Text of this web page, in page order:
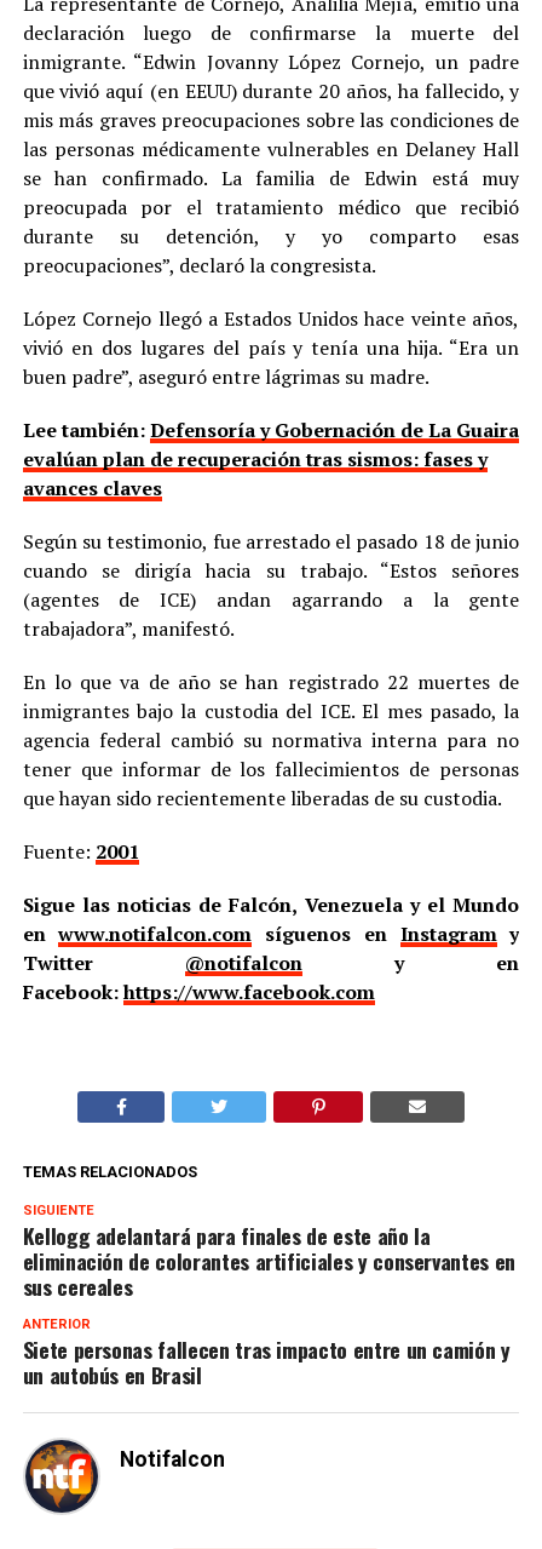
declaración luego de confirmarse la muerte del
inmigrante. “Edwin Jovanny López Cornejo, un padre
que vivió aquí (en EEUU) durante 20 años, ha fallecido, y
mis más graves preocupaciones sobre las condiciones de
las personas médicamente vulnerables en Delaney Hall
se han confirmado. La familia de Edwin está muy
preocupada por el tratamiento médico que recibió
durante su detención, y yo comparto esas
preocupaciones”, declaró la congresista.
López Cornejo llegó a Estados Unidos hace veinte años,
vivió en dos lugares del país y tenía una hija. “Era un
buen padre”, aseguró entre lágrimas su madre.
Lee también:Defensoría y Gobernación de La Guaira
evalúan plan de recuperación tras sismos: fases y
avances claves
Según su testimonio, fue arrestado el pasado 18 de junio
cuando se dirigía hacia su trabajo. “Estos señores
(agentes de ICE) andan agarrando a la gente
trabajadora”, manifestó.
En lo que va de año se han registrado 22 muertes de
inmigrantes bajo la custodia del ICE. El mes pasado, la
agencia federal cambió su normativa interna para no
tener que informar de los fallecimientos de personas
que hayan sido recientemente liberadas de su custodia.
Fuente: 2001
Sigue las noticias de Falcón, Venezuela y el Mundo
enwww.notifalcon.com síguenos en Instagramy
Twitter @notifalcony en
Facebook:https://www.facebook.com
TEMAS RELACIONADOS
SIGUIENTE
Kellogg adelantará para finales de este año la
eliminación de colorantes artificiales y conservantes en
sus cereales
ANTERIOR
Siete personas fallecen tras impacto entre un camión y
un autobús en Brasil
Notifalcon